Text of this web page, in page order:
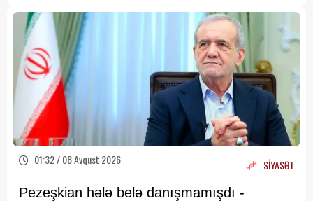
01:32 / 08 Avqust 2026 SİYASƏT
Pezeşkian hələ belə danışmamışdı -